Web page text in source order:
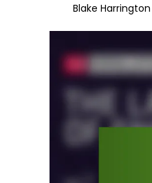
Blake Harrington